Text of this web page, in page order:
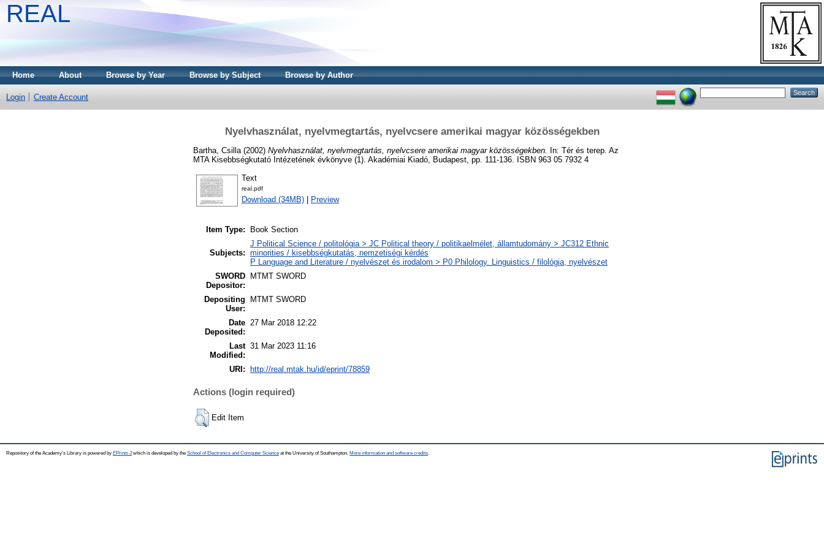
REAL
Home About Browse by Year Browse by Subject Browse by Author
Login Create Account
Nyelvhasználat, nyelvmegtartás, nyelvcsere amerikai magyar közösségekben
Bartha, Csilla (2002) Nyelvhasználat, nyelvmegtartás, nyelvcsere amerikai magyar közösségekben. In: Tér és terep. Az
MTA Kisebbségkutató Intézetének évkönyve (1). Akadémiai Kiadó, Budapest, pp. 111-136. ISBN 963 05 7932 4
Text
real.pdf
Download (34MB) Preview
Item Type: Book Section
Subjects:
J Political Science / politológia > JC Political theory / politikaelmélet, államtudomány > JC312 Ethnic
minorities / kisebbségkutatás, nemzetiségi kérdés
P Language and Literature / nyelvészet és irodalom > P0 Philology. Linguistics / filológia, nyelvészet
SWORD
Depositor:
MTMT SWORD
Depositing
User:
MTMT SWORD
Date
Deposited:
27 Mar 2018 12:22
Last
Modified:
31 Mar 2023 11:16
URI: http://real.mtak.hu/id/eprint/78859
Actions (login required)
Edit Item
Repository of the Academy's Library is powered by EPrints 3which is developed by the School of Electronics and Computer Science at the University of Southampton. More information and software credits